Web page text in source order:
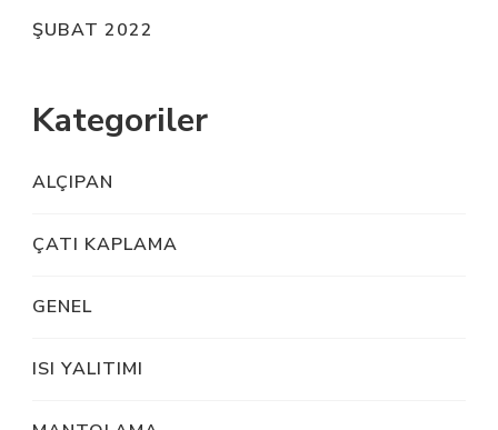
ŞUBAT 2022
Kategoriler
ALÇIPAN
ÇATI KAPLAMA
GENEL
ISI YALITIMI